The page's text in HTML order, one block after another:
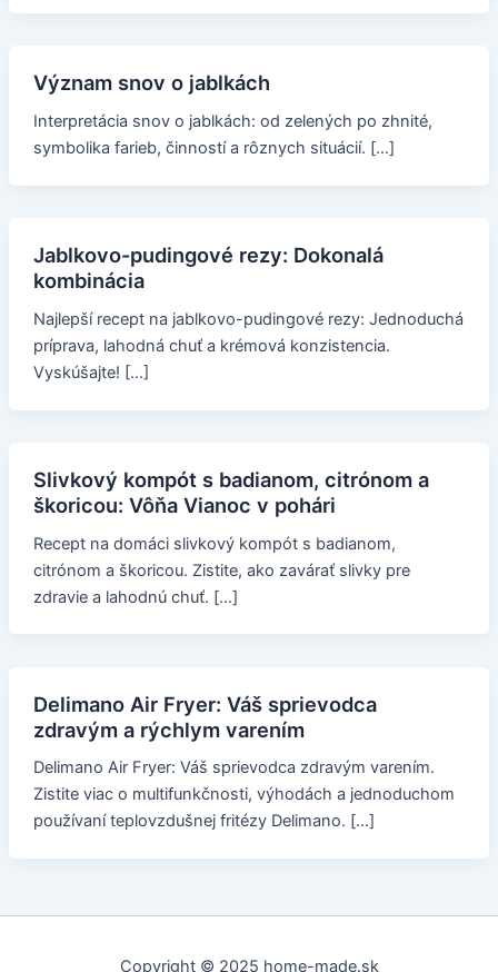
Význam snov o jablkách
Interpretácia snov o jablkách: od zelených po zhnité,
symbolika farieb, činností a rôznych situácií. […]
Jablkovo-pudingové rezy: Dokonalá
kombinácia
Najlepší recept na jablkovo-pudingové rezy: Jednoduchá
príprava, lahodná chuť a krémová konzistencia.
Vyskúšajte! […]
Slivkový kompót s badianom, citrónom a
škoricou: Vôňa Vianoc v pohári
Recept na domáci slivkový kompót s badianom,
citrónom a škoricou. Zistite, ako zavárať slivky pre
zdravie a lahodnú chuť. […]
Delimano Air Fryer: Váš sprievodca
zdravým a rýchlym varením
Delimano Air Fryer: Váš sprievodca zdravým varením.
Zistite viac o multifunkčnosti, výhodách a jednoduchom
používaní teplovzdušnej fritézy Delimano. […]
Copyright © 2025 home-made.sk